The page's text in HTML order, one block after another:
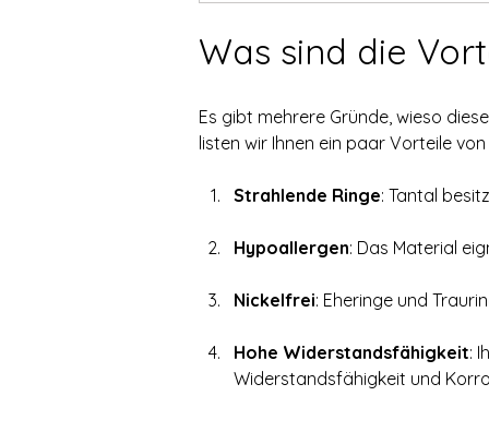
Was sind die
Es gibt mehrere Gründe, wieso
listen wir Ihnen ein paar Vorteile
Strahlende Ringe: Tantal
Hypoallergen: Das Material
Nickelfrei: Eheringe und
Hohe Widerstandsfähigkeit:
Widerstandsfähigkeit und